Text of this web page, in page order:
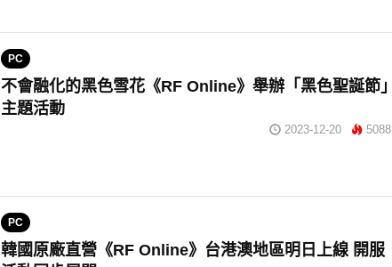
PC
不會融化的黑色雪花《RF Online》舉辦「黑色聖誕節」
主題活動
2023-12-20 5088
PC
韓國原廠直營《RF Online》台港澳地區明日上線 開服